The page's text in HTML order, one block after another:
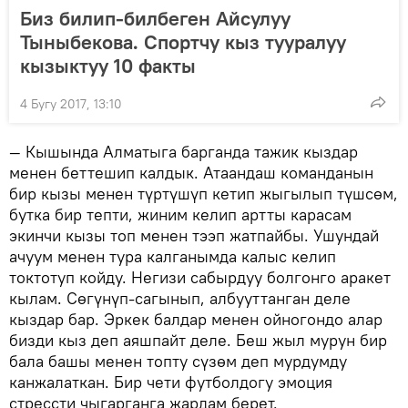
Биз билип-билбеген Айсулуу
Тыныбекова. Спортчу кыз тууралуу
кызыктуу 10 факты
4 Бугу 2017, 13:10
— Кышында Алматыга барганда тажик кыздар
менен беттешип калдык. Атаандаш команданын
бир кызы менен түртүшүп кетип жыгылып түшсөм,
бутка бир тепти, жиним келип артты карасам
экинчи кызы топ менен тээп жатпайбы. Ушундай
ачуум менен тура калганымда калыс келип
токтотуп койду. Негизи сабырдуу болгонго аракет
кылам. Сөгүнүп-сагынып, албууттанган деле
кыздар бар. Эркек балдар менен ойногондо алар
бизди кыз деп аяшпайт деле. Беш жыл мурун бир
бала башы менен топту сүзөм деп мурдумду
канжалаткан. Бир чети футболдогу эмоция
стрессти чыгарганга жардам берет.